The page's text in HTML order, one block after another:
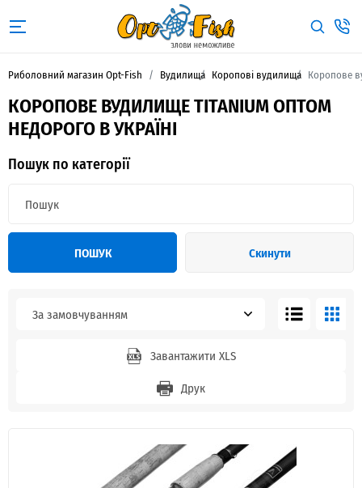
Риболовний магазин Opt-Fish Вудилища Коропові вудилища Коропове
КОРОПОВЕ ВУДИЛИЩЕ TITANIUM ОПТОМ
НЕДОРОГО В УКРАЇНІ
Пошук по категорії
ПОШУК Скинути
За замовчуванням
Завантажити XLS
Друк